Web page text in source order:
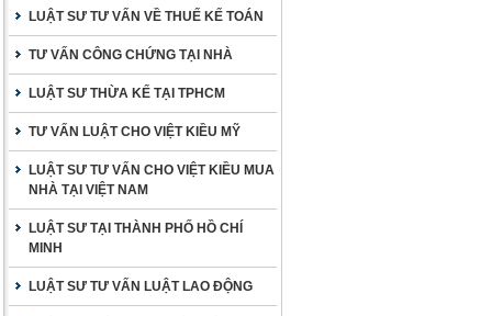
LUẬT SƯ TƯ VẤN VỀ THUẾ KẾ TOÁN
TƯ VẤN CÔNG CHỨNG TẠI NHÀ
LUẬT SƯ THỪA KẾ TẠI TPHCM
TƯ VẤN LUẬT CHO VIỆT KIỀU MỸ
LUẬT SƯ TƯ VẤN CHO VIỆT KIỀU MUA
NHÀ TẠI VIỆT NAM
LUẬT SƯ TẠI THÀNH PHỐ HỒ CHÍ
MINH
LUẬT SƯ TƯ VẤN LUẬT LAO ĐỘNG